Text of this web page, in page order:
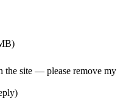
the site — please remove my